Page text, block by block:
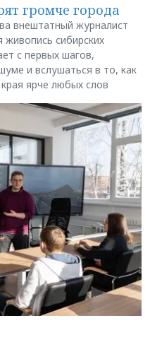
громче города
внештатный журналист
сибирских
с первых шагов,
и вслушаться в то, как
ярче любых слов